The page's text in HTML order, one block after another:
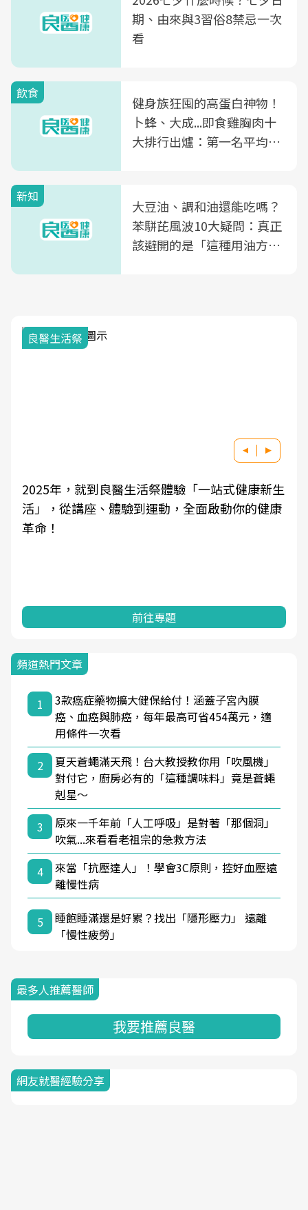
期、由來與3習俗8禁忌一次
看
飲食
健身族狂囤的高蛋白神物！
卜蜂、大成...即食雞胸肉十
大排行出爐：第一名平均一
新知
大豆油、調和油還能吃嗎？
苯駢芘風波10大疑問：真正
該避開的是「這種用油方
良醫生活祭
2025年，就到良醫生活祭體驗「一站式健康新生
活」，從講座、體驗到運動，全面啟動你的健康
革命！
前往專題
頻道熱門文章
1
3款癌症藥物擴大健保給付！涵蓋子宮內膜
癌、血癌與肺癌，每年最高可省454萬元，適
用條件一次看
2
夏天蒼蠅滿天飛！台大教授教你用「吹風機」
對付它，廚房必有的「這種調味料」竟是蒼蠅
剋星～
3
原來一千年前「人工呼吸」是對著「那個洞」
吹氣...來看看老祖宗的急救方法
4
來當「抗壓達人」！學會3C原則，控好血壓遠
離慢性病
5
睡飽睡滿還是好累？找出「隱形壓力」 遠離
「慢性疲勞」
最多人推薦醫師
我要推薦良醫
網友就醫經驗分享